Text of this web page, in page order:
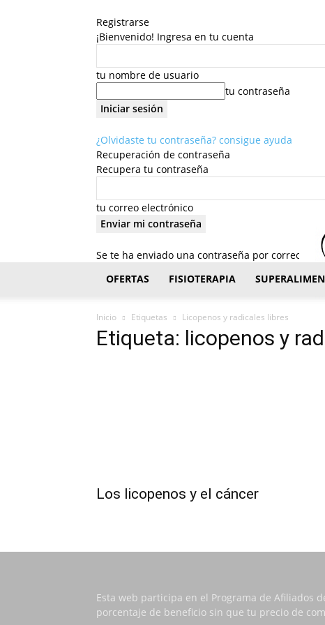
Registrarse
¡Bienvenido! Ingresa en tu cuenta
tu nombre de usuario
tu contraseña
¿Olvidaste tu contraseña? consigue ayuda
Recuperación de contraseña
Recupera tu contraseña
tu correo electrónico
Se te ha enviado una contraseña por correo
OFERTAS FISIOTERAPIA
Inicio Etiquetas Licopenos y radicales libres
Etiqueta: licopenos y
Los licopenos y el cáncer
Esta web participa en el Programa de Afiliados
porcentaje de beneficio sin que tu precio de